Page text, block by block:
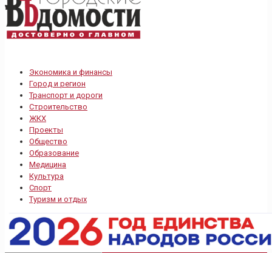
Экономика и финансы
Город и регион
Транспорт и дороги
Строительство
ЖКХ
Проекты
Общество
Образование
Медицина
Культура
Спорт
Туризм и отдых